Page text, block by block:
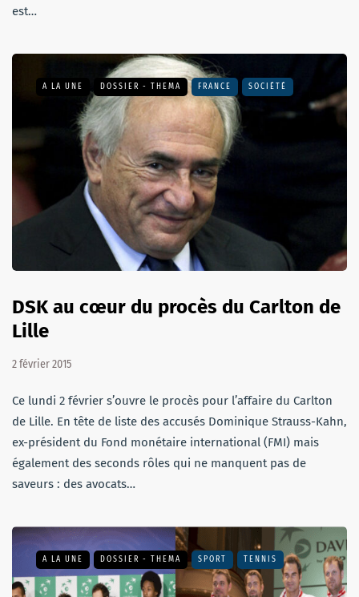
est…
A LA UNE DOSSIER - THEMA FRANCE SOCIÉTÉ
DSK au cœur du procès du Carlton de
Lille
2 février 2015
Ce lundi 2 février s’ouvre le procès pour l’affaire du Carlton
de Lille. En tête de liste des accusés Dominique Strauss-Kahn,
ex-président du Fond monétaire international (FMI) mais
également des seconds rôles qui ne manquent pas de
saveurs : des avocats…
A LA UNE DOSSIER - THEMA SPORT TENNIS